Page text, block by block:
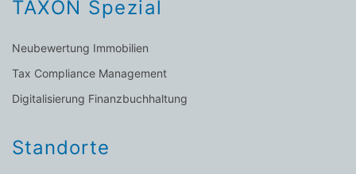
TAXON Spezial
Neubewertung Immobilien
Tax Compliance Management
Digitalisierung Finanzbuchhaltung
Standorte